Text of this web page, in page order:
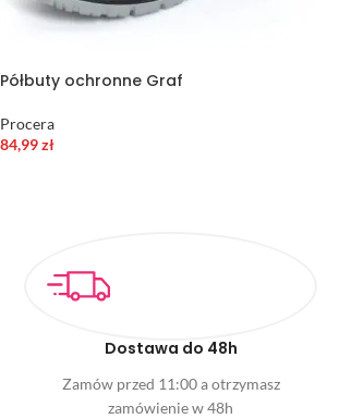
Półbuty ochronne Graf
Procera
84,99zł
Dostawa do 48h
Zamów przed 11:00 a otrzymasz
zamówienie w 48h